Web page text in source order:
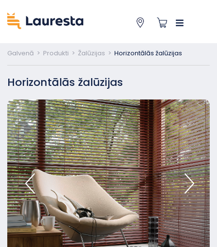
Galvenā > Produkti > Žalūzijas > Horizontālās žalūzijas
Horizontālās žalūzijas